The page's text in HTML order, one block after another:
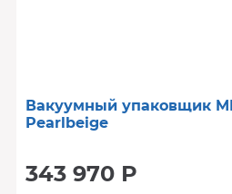
Вакуумный упаковщик
Pearlbeige
343 970 Р